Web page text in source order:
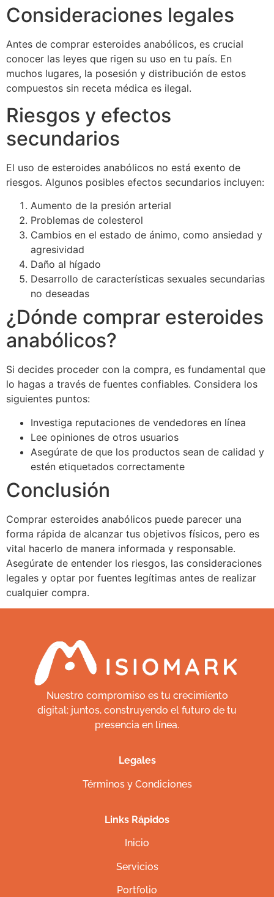
Consideraciones legales
Antes de comprar esteroides anabólicos, es crucial
conocer las leyes que rigen su uso en tu país. En
muchos lugares, la posesión y distribución de estos
compuestos sin receta médica es ilegal.
Riesgos y efectos
secundarios
El uso de esteroides anabólicos no está exento de
riesgos. Algunos posibles efectos secundarios incluyen:
Aumento de la presión arterial
Problemas de colesterol
Cambios en el estado de ánimo, como ansiedad y
agresividad
Daño al hígado
Desarrollo de características sexuales secundarias
no deseadas
¿Dónde comprar esteroides
anabólicos?
Si decides proceder con la compra, es fundamental que
lo hagas a través de fuentes confiables. Considera los
siguientes puntos:
Investiga reputaciones de vendedores en línea
Lee opiniones de otros usuarios
Asegúrate de que los productos sean de calidad y
estén etiquetados correctamente
Conclusión
Comprar esteroides anabólicos puede parecer una
forma rápida de alcanzar tus objetivos físicos, pero es
vital hacerlo de manera informada y responsable.
Asegúrate de entender los riesgos, las consideraciones
legales y optar por fuentes legítimas antes de realizar
cualquier compra.
Nuestro compromiso es tu crecimiento
digital: juntos, construyendo el futuro de tu
presencia en línea.
Legales
Términos y Condiciones
Links Rápidos
Inicio
Servicios
Portfolio